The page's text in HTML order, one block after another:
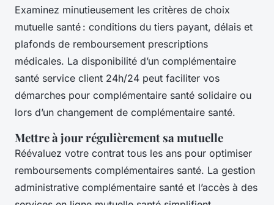
Examinez minutieusement les critères de choix
mutuelle santé : conditions du tiers payant, délais et
plafonds de remboursement prescriptions
médicales. La disponibilité d’un complémentaire
santé service client 24h/24 peut faciliter vos
démarches pour complémentaire santé solidaire ou
lors d’un changement de complémentaire santé.
Mettre à jour régulièrement sa mutuelle
Réévaluez votre contrat tous les ans pour optimiser
remboursements complémentaires santé. La gestion
administrative complémentaire santé et l’accès à des